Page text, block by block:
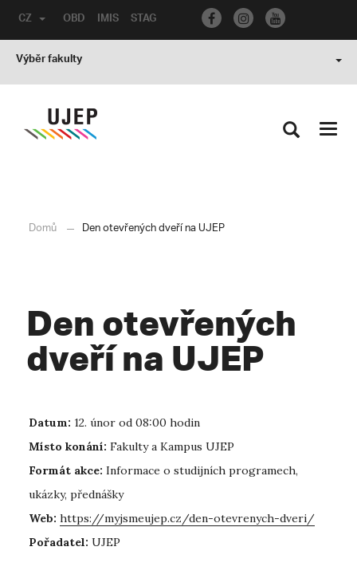
OBD IMIS STAG
CZ
Výběr fakulty
Domů Den otevřených dveří na UJEP
Den otevřených
dveří na UJEP
Datum: 12. únor od 08:00 hodin
Místo konání: Fakulty a Kampus UJEP
Formát akce: Informace o studijních programech,
ukázky, přednášky
Web: https://myjsmeujep.cz/den-otevrenych-dveri/
Pořadatel: UJEP